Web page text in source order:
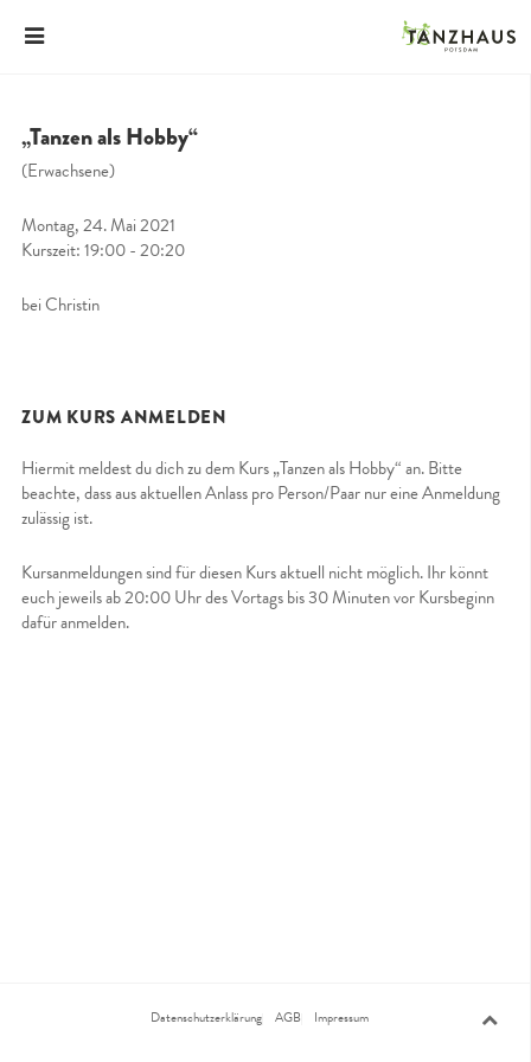
„Tanzen als Hobby“
(Erwachsene)
Montag, 24. Mai 2021
Kurszeit: 19:00 - 20:20
bei Christin
ZUM KURS ANMELDEN
Hiermit meldest du dich zu dem Kurs „Tanzen als Hobby“ an. Bitte
beachte, dass aus aktuellen Anlass pro Person/Paar nur eine Anmeldung
zulässig ist.
Kursanmeldungen sind für diesen Kurs aktuell nicht möglich. Ihr könnt
euch jeweils ab 20:00 Uhr des Vortags bis 30 Minuten vor Kursbeginn
dafür anmelden.
Datenschutzerklärung AGB Impressum